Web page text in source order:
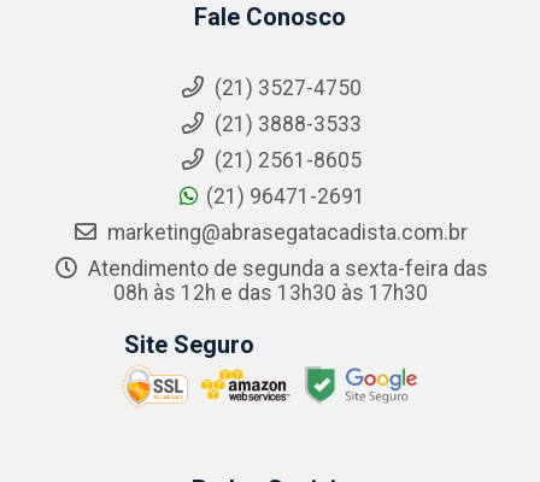
Fale Conosco
(21) 3527-4750
(21) 3888-3533
(21) 2561-8605
(21) 96471-2691
marketing@abrasegatacadista.com.br
Atendimento de segunda a sexta-feira das
08h às 12h e das 13h30 às 17h30
Site Seguro